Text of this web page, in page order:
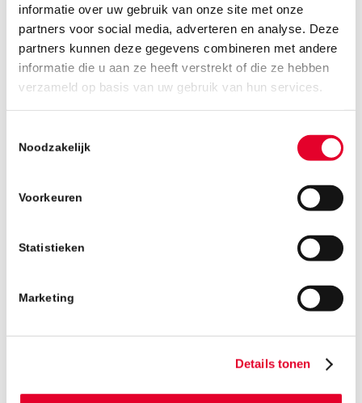
informatie over uw gebruik van onze site met onze
partners voor social media, adverteren en analyse. Deze
partners kunnen deze gegevens combineren met andere
informatie die u aan ze heeft verstrekt of die ze hebben
verzameld op basis van uw gebruik van hun services.
Noodzakelijk
Voorkeuren
Statistieken
Marketing
Details tonen
toernooi dat hij speelt, ontvangt hij van ons een
vastgesteld bedrag. In 2019 liep dit bedrag op
tot 900 euro; een bedrag dat hij helemaal zelf
verdiende. Pas was Niels op bezoek bij ons om
zijn welverdiende cheque in ontvangst te
nemen. Directeur Gijs van Doorn reikte de
topsporter.
Naast deze sponsorbijdrage hebben we ook de
geroepen, waarmee we geld inzamelen voor
Stichting Niels on Wheels. Tijdens deze
worden in samenwerking met BanBouw
gefaciliteerd. Meer informatie ishier te vinden.